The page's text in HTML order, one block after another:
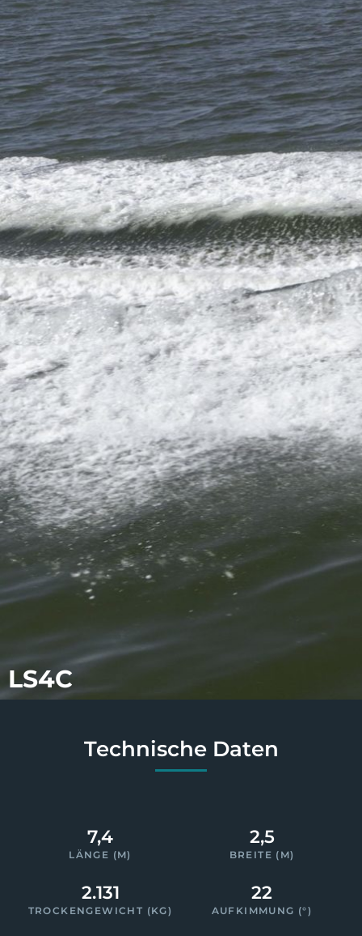
LS4C
Technische Daten
7,4
LÄNGE (M)
2,5
BREITE (M)
2.131
TROCKENGEWICHT (KG)
22
AUFKIMMUNG (°)